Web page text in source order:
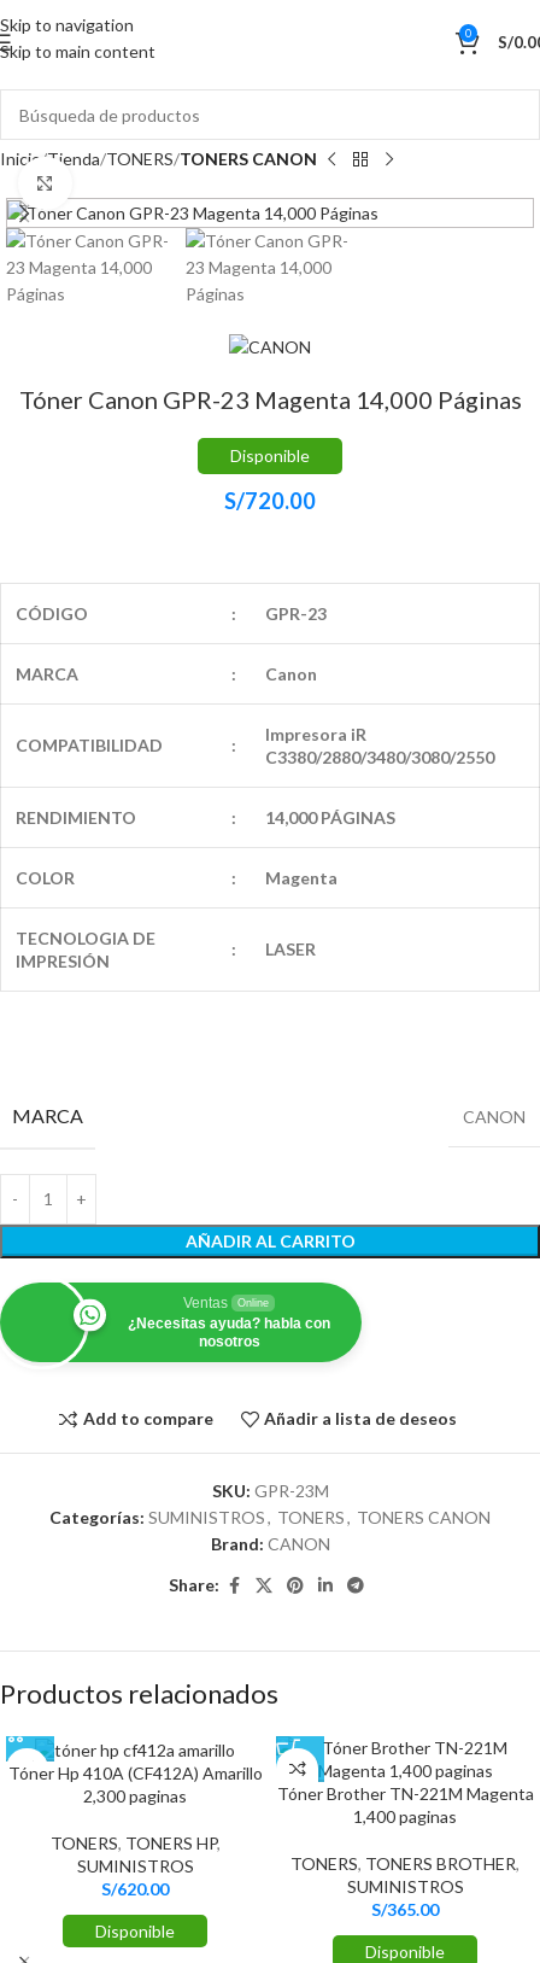
Skip to navigation
Skip to main content
0 S/
Inicio Tienda TONERS TONERS CANON
Tóner Canon GPR-23 Magenta 14,000 Páginas
Disponible
S/720.00
CÓDIGO : GPR-23
MARCA : Canon
COMPATIBILIDAD :
Impresora iR
C3380/2880/3480/3080/2550
RENDIMIENTO : 14,000 PÁGINAS
COLOR : Magenta
TECNOLOGIA DE
IMPRESIÓN
: LASER
MARCA CANON
AÑADIR AL CARRITO
Ventas Online
¿Necesitas ayuda? habla con
nosotros
Add to compare Añadir a lista de deseos
SKU: GPR-23M
Categorías: SUMINISTROS, TONERS, TONERS CANON
Brand: CANON
Share:
Productos relacionados
Tóner Hp 410A (CF412A) Amarillo
2,300 paginas
TONERS, TONERS HP,
SUMINISTROS
S/620.00
Disponible
Tóner Brother TN-221M Magenta
1,400 paginas
TONERS, TONERS BROTHER,
SUMINISTROS
S/365.00
Disponible